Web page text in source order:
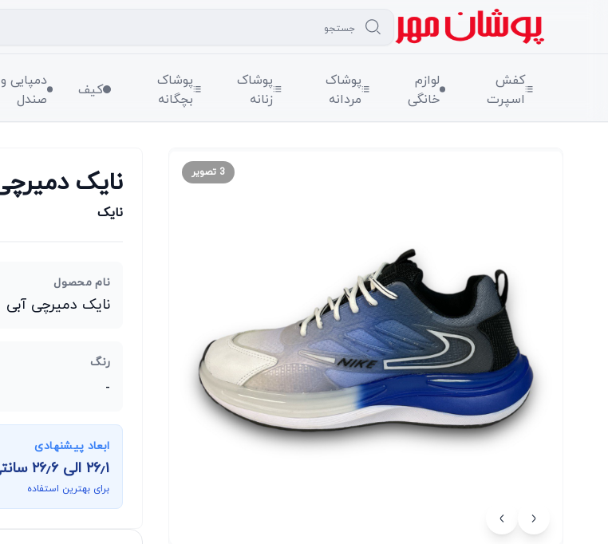
کفش
اسپرت
لوازم
خانگی
پوشاک
مردانه
پوشاک
زنانه
پوشاک
بچگانه
کیف
دمپایی و
صندل
3 تصویر نایک
نایک
نام محصول
نایک دمیرچی آبی
رنگ
-
ابعاد پیشنهادی
۲۶٫۱الی۲۶٫۶
برای بهترین استفاده